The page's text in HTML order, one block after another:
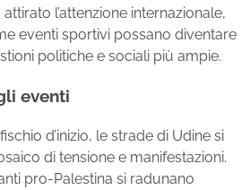
l’attenzione internazionale,
eventi sportivi possano diventare
politiche e sociali più ampie.
eventi
d’inizio, le strade di Udine si
di tensione e manifestazioni.
pro-Palestina si radunano